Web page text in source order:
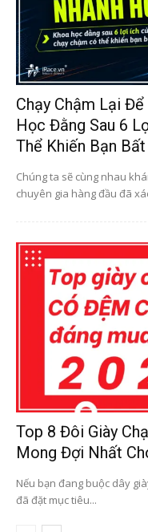
Chạy Chậm Lại
Học Đằng Sau 6
Thể Khiến Bạn
Chúng ta sẽ cùng nhau
chuyên gia hàng đầu đã
Top 8 Đôi Giày
Mong Đợi Nhất
Nếu bạn đang buộc dây
đã đặt mục tiêu...